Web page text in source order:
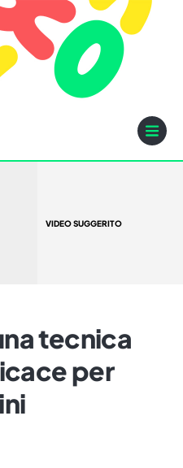
VIDEO SUGGERITO
tecnica
per